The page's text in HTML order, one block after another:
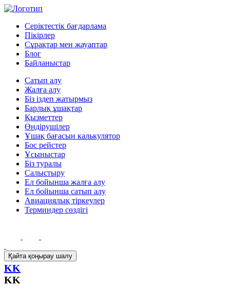
Серіктестік бағдарлама
Пікірлер
Сұрақтар мен жауаптар
Блог
Байланыстар
Сатып алу
Жалға алу
Біз іздеп жатырмыз
Барлық ұшақтар
Қызметтер
Өндірушілер
Ұшақ бағасын калькулятор
Бос рейстер
Ұсыныстар
Біз туралы
Салыстыру
Ел бойынша жалға алу
Ел бойынша сатып алу
Авиациялық тіркеулер
Терминдер сөздігі
Қайта қоңырау шалу
KK
KK